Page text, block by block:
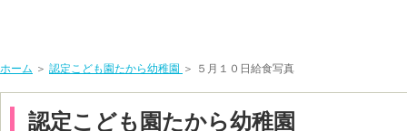
ホーム ＞ 認定こども園たから幼稚園 ＞ ５月１０日給食写真
認定こども園たから幼稚園